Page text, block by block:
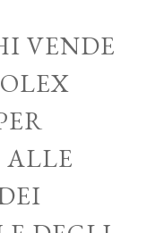
VENDE
ALLE